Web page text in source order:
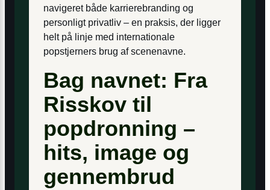
navigeret både karriere­branding og
personligt privatliv – en praksis, der ligger
helt på linje med internationale
popstjerners brug af scenenavne.
Bag navnet: Fra
Risskov til
popdronning –
hits, image og
gennembrud